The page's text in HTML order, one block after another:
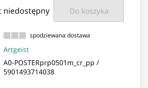
niedostępny Do koszyka
spodziewana dostawa
Artgeist
A0-POSTERprp0501m_cr_pp /
5901493714038